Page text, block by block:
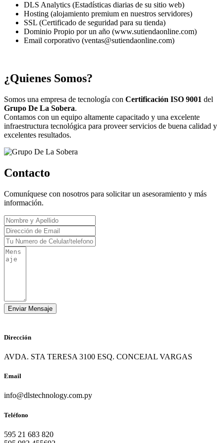
DLS Analytics (Estadísticas diarias de su sitio web)
Hosting (alojamiento premium en nuestros servidores)
SSL (Certificado de seguridad para su tienda)
Dominio Propio por un año (www.sutiendaonline.com)
Email corporativo (ventas@sutiendaonline.com)
¿Quienes Somos?
Somos una empresa de tecnología con Certificación ISO 9001 del
Grupo De La Sobera.
Contamos con un equipo altamente capacitado y una excelente
infraestructura tecnológica para proveer servicios de buena calidad y
excelentes resultados.
Contacto
Comuníquese con nosotros para solicitar un asesoramiento y más
información.
Dirección
AVDA. STA TERESA 3100 ESQ. CONCEJAL VARGAS
Email
info@dlstechnology.com.py
Teléfono
595 21 683 820